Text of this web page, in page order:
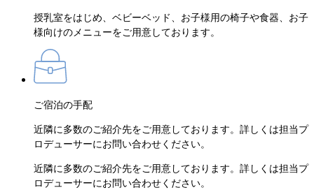
授乳室をはじめ、ベビーベッド、お子様用の椅子や食器、お子
様向けのメニューをご用意しております。
ご宿泊の手配
近隣に多数のご紹介先をご用意しております。詳しくは担当プ
ロデューサーにお問い合わせください。
近隣に多数のご紹介先をご用意しております。詳しくは担当プ
ロデューサーにお問い合わせください。